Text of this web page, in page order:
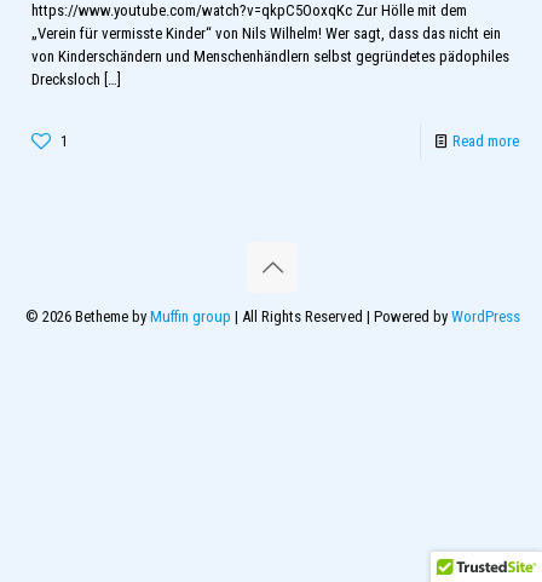
https://www.youtube.com/watch?v=qkpC5OoxqKc Zur Hölle mit dem
„Verein für vermisste Kinder“ von Nils Wilhelm! Wer sagt, dass das nicht ein
von Kinderschändern und Menschenhändlern selbst gegründetes pädophiles
Drecksloch […]
1 Read more
© 2026 Betheme by Muffin group | All Rights Reserved | Powered by WordPress